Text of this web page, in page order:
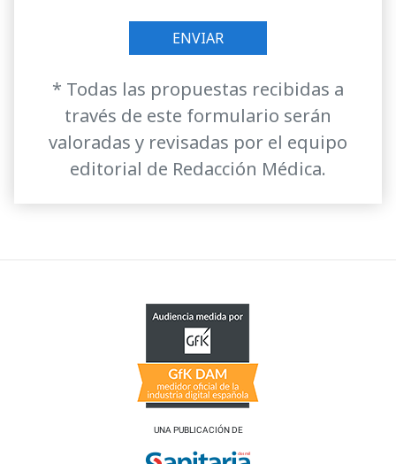
* Todas las propuestas recibidas a
través de este formulario serán
valoradas y revisadas por el equipo
editorial de Redacción Médica.
UNA PUBLICACIÓN DE